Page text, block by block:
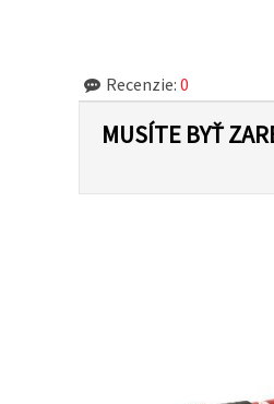
Recenzie: 0
MUSÍTE BYŤ